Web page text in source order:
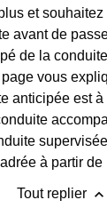
et
avant de
de la
vous
anticipée est
à partir de
Tout replier keyboard_arrow_up